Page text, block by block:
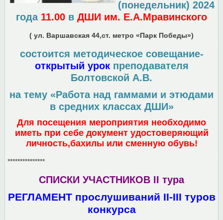
(понедельник) 2024
года 11.00 в ДШИ им. Е.А.Мравинского
( ул. Варшавская 44,ст. метро «Парк Победы»)
состоится методическое совещание-
открытый урок преподавателя
Болтовской А.В.
на тему «Работа над гаммами и этюдами
в средних классах ДШИ»
Для посещения мероприятия необходимо
иметь при себе документ удостоверяющий
личность,бахилы или сменную обувь!
***************
СПИСКИ УЧАСТНИКОВ II тура
РЕГЛАМЕНТ прослушиваний II-III туров
конкурса